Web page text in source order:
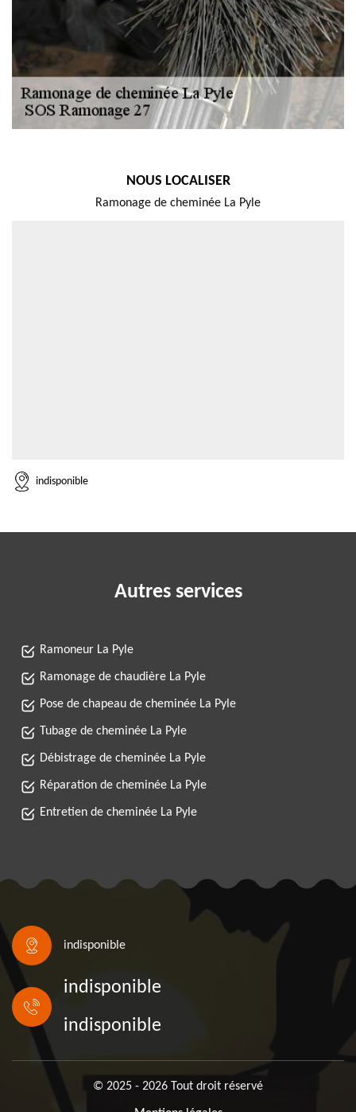
NOUS LOCALISER
Ramonage de cheminée La Pyle
indisponible
Autres services
Ramoneur La Pyle
Ramonage de chaudière La Pyle
Pose de chapeau de cheminée La Pyle
Tubage de cheminée La Pyle
Débistrage de cheminée La Pyle
Réparation de cheminée La Pyle
Entretien de cheminée La Pyle
indisponible
indisponible
indisponible
© 2025 - 2026 Tout droit réservé